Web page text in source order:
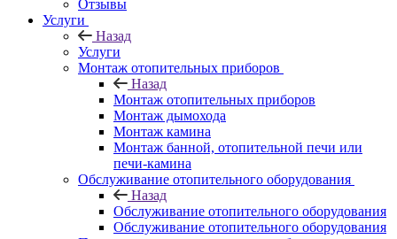
Отзывы
Услуги
Назад
Услуги
Монтаж отопительных приборов
Назад
Монтаж отопительных приборов
Монтаж дымохода
Монтаж камина
Монтаж банной, отопительной печи или
печи-камина
Обслуживание отопительного оборудования
Назад
Обслуживание отопительного оборудования
Обслуживание отопительного оборудования